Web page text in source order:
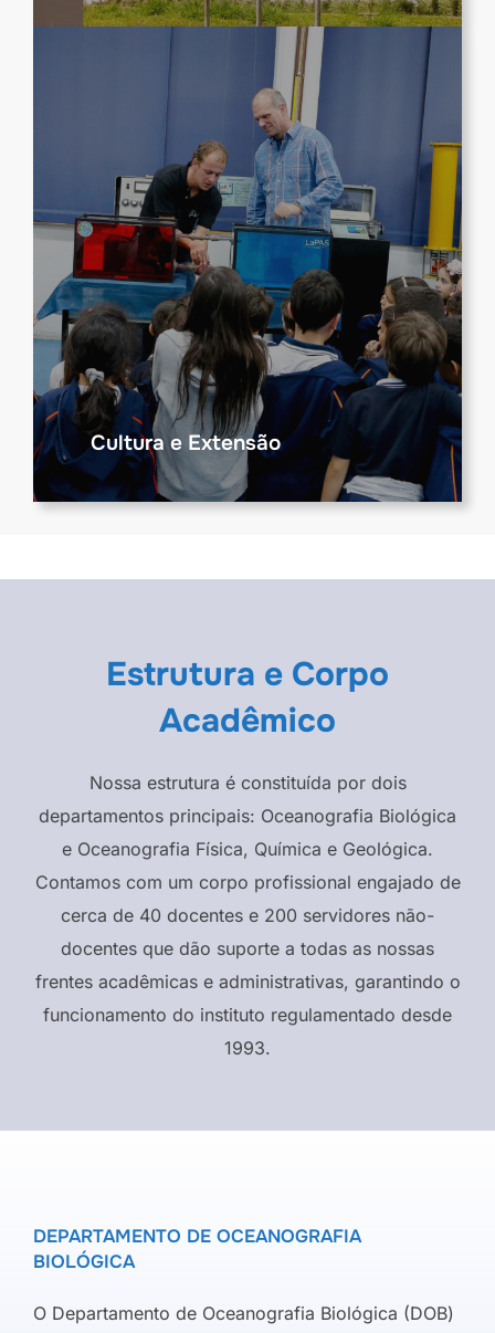
Cultura e Extensão
Estrutura e Corpo
Acadêmico
Nossa estrutura é constituída por dois
departamentos principais: Oceanografia Biológica
e Oceanografia Física, Química e Geológica.
Contamos com um corpo profissional engajado de
cerca de 40 docentes e 200 servidores não-
docentes que dão suporte a todas as nossas
frentes acadêmicas e administrativas, garantindo o
funcionamento do instituto regulamentado desde
1993.
DEPARTAMENTO DE OCEANOGRAFIA
BIOLÓGICA
O Departamento de Oceanografia Biológica (DOB)